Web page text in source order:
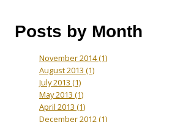
Posts by Month
November 2014(1)
August 2013 (1)
July 2013 (1)
May 2013 (1)
April 2013 (1)
December 2012(1)